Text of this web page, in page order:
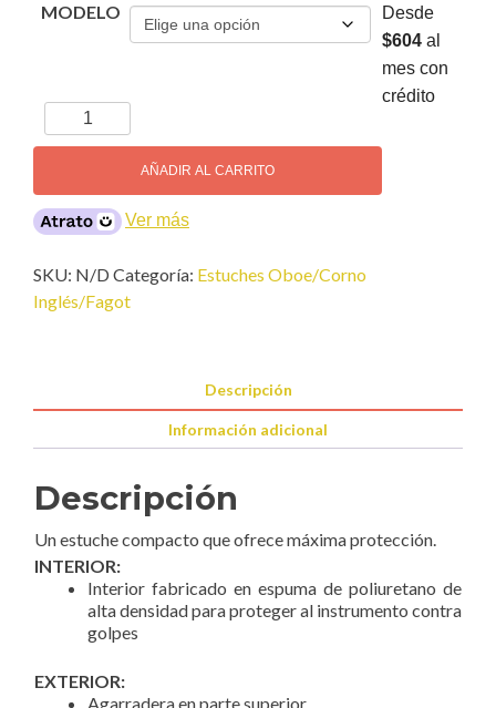
MODELO
BAM
Trekking
Doble
Oboe/Corno
cantidad
AÑADIR AL CARRITO
Desde
$604 al
mes con
crédito
Ver más
SKU: N/D Categoría: Estuches Oboe/Corno
Inglés/Fagot
Descripción
Información adicional
Descripción
Un estuche compacto que ofrece máxima protección.
INTERIOR:
Interior fabricado en espuma de poliuretano de
alta densidad para proteger al instrumento contra
golpes
EXTERIOR:
Agarradera en parte superior